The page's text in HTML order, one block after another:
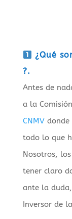
¿Qué
?.
Antes de
a la
CNMVdonde
todo lo que
Nosotros,
tener claro
ante la
Inversor de